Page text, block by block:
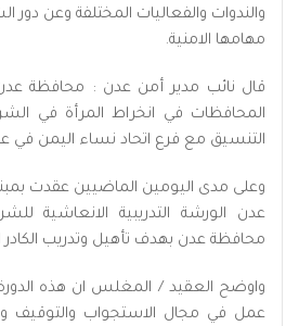
والندوات والفعاليات المختلفة وعن دور
مهامها الامنية.
قال نائب مدير أمن عدن : محافظة
المحافظات في انخراط المرأة في
التنسيق مع فرع اتحاد نساء اليمن في
وعلى مدى اليومين الماضيين عقدت
عدن الورشة التدريبية الانعاشية
محافظة عدن بهدف تأهيل وتدريب الكادر
واوضح العقيد / المغلس ان هذه
عمل في مجال الاستجواب والتوقيف